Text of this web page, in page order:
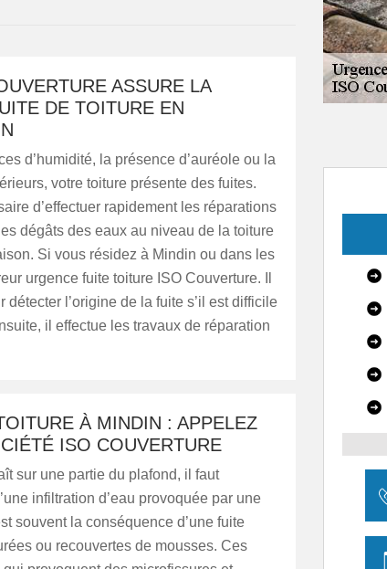
ASSURE LA
DE TOITURE EN
d’humidité, la présence d’auréole ou la
votre toiture présente des fuites.
d’effectuer rapidement les réparations
dégâts des eaux au niveau de la toiture
Si vous résidez à Mindin ou dans les
urgence fuite toiture ISO Couverture. Il
l’origine de la fuite s’il est difficile
il effectue les travaux de réparation
À MINDIN : APPELEZ
ISO COUVERTURE
sur une partie du plafond, il faut
infiltration d’eau provoquée par une
souvent la conséquence d’une fuite
ou recouvertes de mousses. Ces